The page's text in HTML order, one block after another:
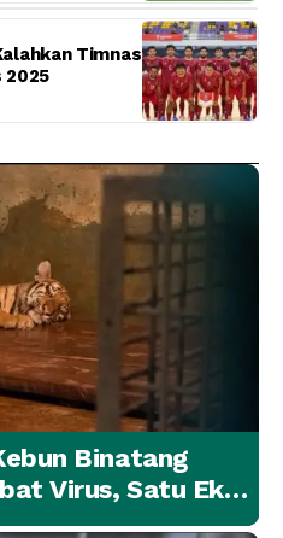
Timnas
2025
Binatang
Virus, Satu Ekor
Membaik